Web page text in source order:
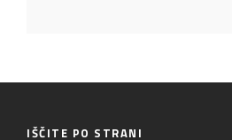
IŠČITE PO STRANI